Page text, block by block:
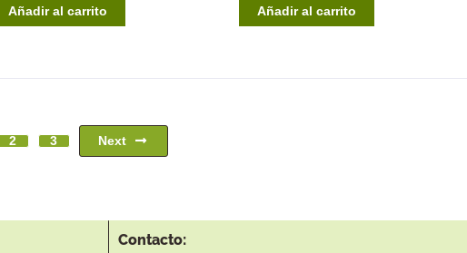
Añadir al carrito Añadir al carrito
2 3 Next
Contacto: